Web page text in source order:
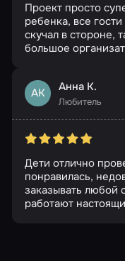
Проект просто
ребенка, все
скучал в стороне,
большое
АК Анна К.
Любитель
Дети отлично
понравилась,
заказывать любой
работают